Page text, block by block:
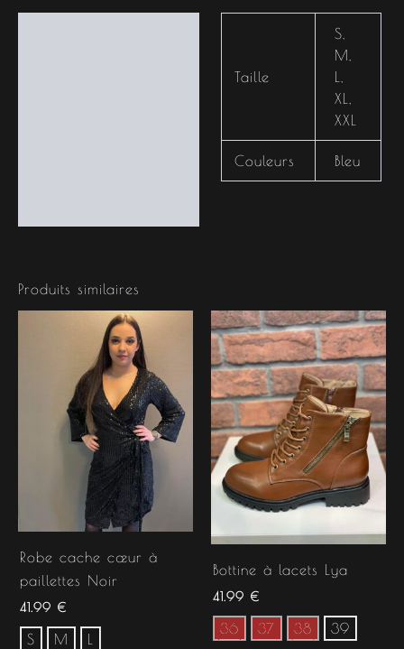
Taille
S
M
XL
XXL
Couleurs Bleu
Produits similaires
Robe cache cœur à
paillettes Noir
41.99 €
S M
Bottine à lacets Lya
41.99 €
36 37 38 39